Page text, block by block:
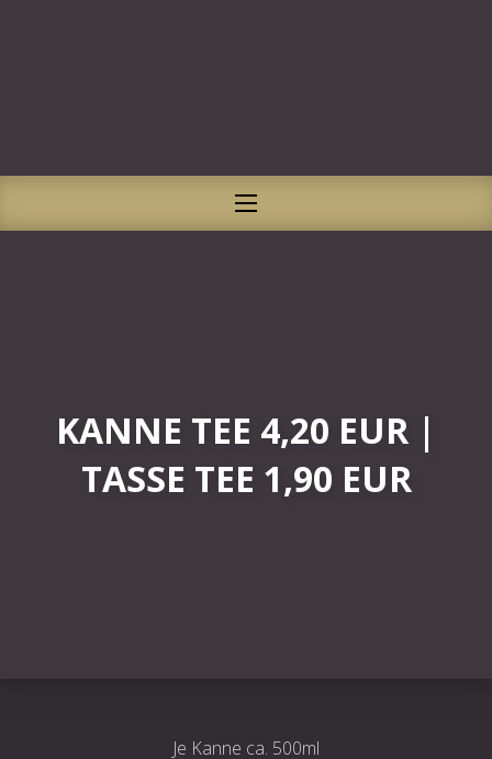
NAVIGATION
KANNE TEE 4,20 EUR |
TASSE TEE 1,90 EUR
Je Kanne ca. 500ml